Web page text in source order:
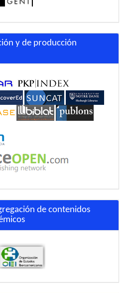
y de producción
de contenidos